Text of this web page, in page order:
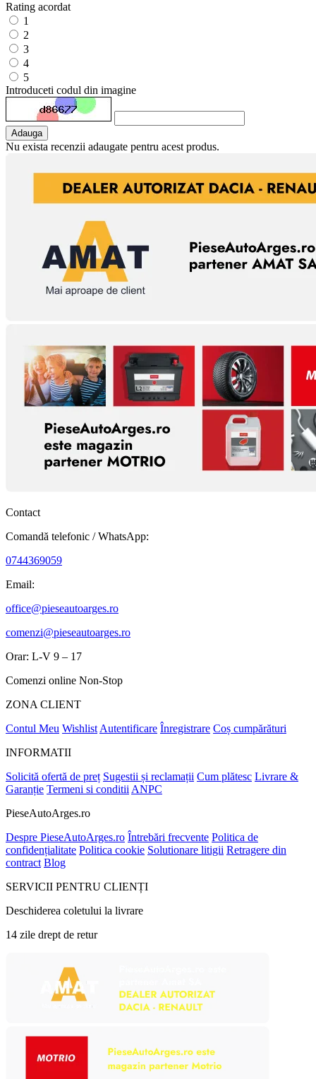
Rating acordat
1
2
3
4
5
Introduceti codul din imagine
Adauga
Nu exista recenzii adaugate pentru acest produs.
Contact
Comandă telefonic / WhatsApp:
0744369059
Email:
office@pieseautoarges.ro
comenzi@pieseautoarges.ro
Orar: L-V 9 – 17
Comenzi online Non-Stop
ZONA CLIENT
Contul Meu Wishlist Autentificare Înregistrare Coș cumpărături
INFORMATII
Solicită ofertă de preț Sugestii și reclamații Cum plătesc Livrare &
Garanție Termeni si conditii ANPC
PieseAutoArges.ro
Despre PieseAutoArges.ro Întrebări frecvente Politica de
confidențialitate Politica cookie Solutionare litigii Retragere din
contract Blog
SERVICII PENTRU CLIENȚI
Deschiderea coletului la livrare
14 zile drept de retur